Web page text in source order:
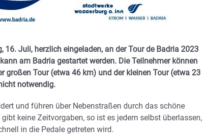
Juli, herzlich eingeladen, an der Tour de Badria 2023
am Badria gestartet werden. Die Teilnehmer können
großen Tour (etwa 46 km) und der kleinen Tour (etwa 23
notwendig.
und führen über Nebenstraßen durch das schöne
keine Zeitvorgaben, so ist es jedem selbst überlassen,
in die Pedale getreten wird.